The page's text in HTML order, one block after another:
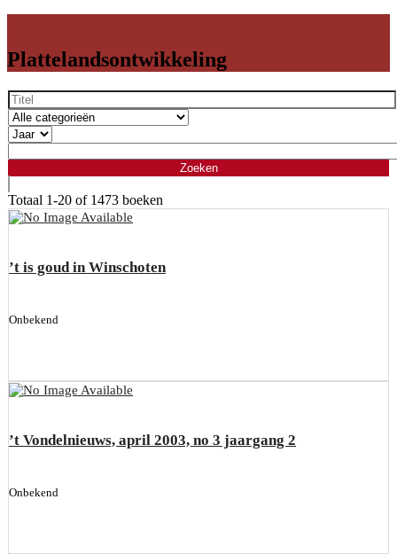
Plattelandsontwikkeling
Totaal 1-20 of 1473 boeken
’t is goud in Winschoten
Onbekend
’t Vondelnieuws, april 2003, no 3 jaargang 2
Onbekend